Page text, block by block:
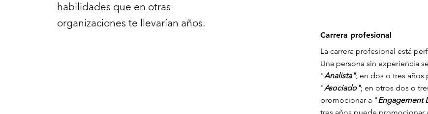
habilidades que en otras
organizaciones te llevarían años.
Carrera profesional
La carrera profesional está
Una persona sin experiencia
"Analista"; en dos o tres
"Asociado"; en otros dos o
promocionar a "Engagement